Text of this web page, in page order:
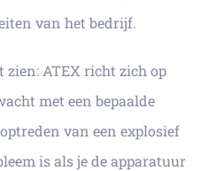
van het bedrijf.
zien: ATEX richt zich op
met een bepaalde
van een explosief
is als je de apparatuur